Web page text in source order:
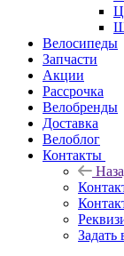
Велосипеды
Запчасти
Акции
Рассрочка
Велобренды
Доставка
Велоблог
Контакты
Задать